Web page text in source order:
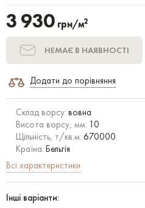
3 930 грн/м2
НЕМАЄ В НАЯВНОСТІ
Додати до порівняння
Склад ворсу: вовна
Висота ворсу, мм: 10
Щільність, т/кв.м: 670000
Країна: Бельгія
Всі характеристики
Інші варіанти: